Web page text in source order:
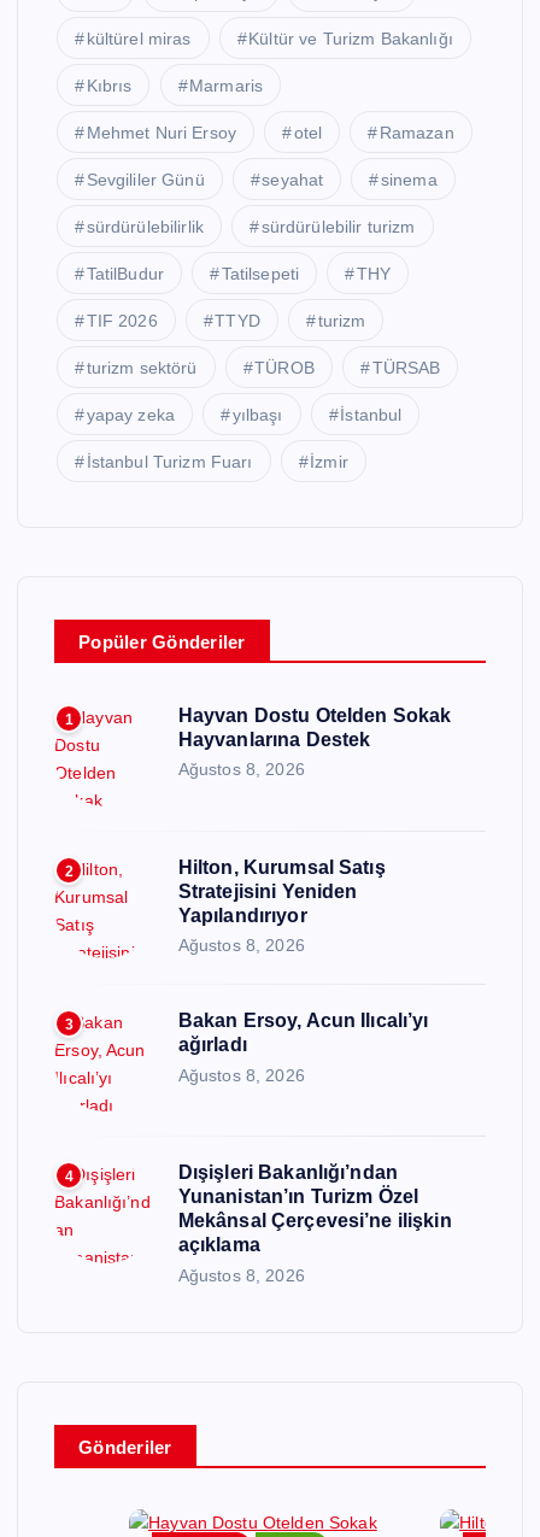
kültürel miras Kültür ve Turizm Bakanlığı
Kıbrıs Marmaris
Mehmet Nuri Ersoy otel Ramazan
Sevgililer Günü seyahat sinema
sürdürülebilirlik sürdürülebilir turizm
TatilBudur Tatilsepeti THY
TIF 2026 TTYD turizm
turizm sektörü TÜROB TÜRSAB
yapay zeka yılbaşı İstanbul
İstanbul Turizm Fuarı İzmir
Popüler Gönderiler
1
Hayvan Dostu Otelden Sokak
Hayvanlarına Destek
Ağustos 8, 2026
2
Hilton, Kurumsal Satış
Stratejisini Yeniden
Yapılandırıyor
Ağustos 8, 2026
3
Bakan Ersoy, Acun Ilıcalı’yı
ağırladı
Ağustos 8, 2026
4
Dışişleri Bakanlığı’ndan
Yunanistan’ın Turizm Özel
Mekânsal Çerçevesi’ne ilişkin
açıklama
Ağustos 8, 2026
Gönderiler